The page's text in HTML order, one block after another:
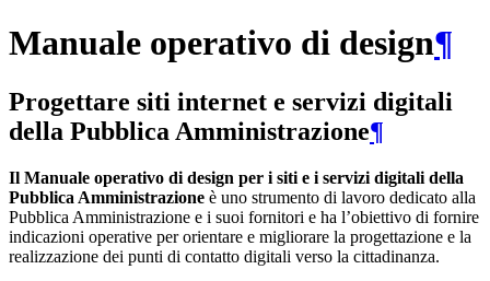
Manuale operativo di design¶
Progettare siti internet e servizi digitali
della Pubblica Amministrazione¶
Il Manuale operativo di design per i siti e i servizi digitali della
Pubblica Amministrazione è uno strumento di lavoro dedicato alla
Pubblica Amministrazione e i suoi fornitori e ha l’obiettivo di fornire
indicazioni operative per orientare e migliorare la progettazione e la
realizzazione dei punti di contatto digitali verso la cittadinanza.